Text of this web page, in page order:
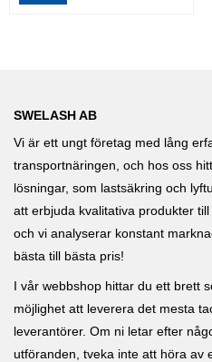
SWELASH AB
Vi är ett ungt företag med lång
transportnäringen, och hos oss
lösningar, som lastsäkring och
att erbjuda kvalitativa produkter
och vi analyserar konstant
bästa till bästa pris!
I vår webbshop hittar du ett brett
möjlighet att leverera det mesta
leverantörer. Om ni letar efter
utföranden, tveka inte att höra av